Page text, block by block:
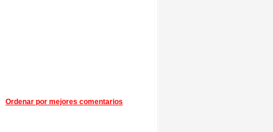
Ordenar por mejores comentarios